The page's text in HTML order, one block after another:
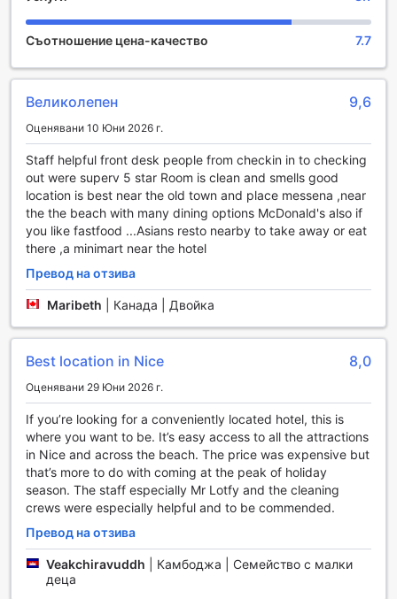
перфектното място за релаксация след дълъг ден на
разглеждане на забележителности.
Градината на хотела е истински оазис, където можете
природа. Тук можете да се разходите или да се
насладите на чаша кафе сред зеленина и цветя. За
любителите на литературата, библиотеката предлага
богат избор от книги, които можете да вземете със
себе си и да прочетете в градината или в салона. Освен
това, общата зона с телевизор е идеално място за
социализиране с други гости, като можете да гледате
любимите си предавания или спортни събития в
компанията на приятели.
Спортни съоръжения в хотел Mercure Nice Promenade
Des Anglais
Хотел Mercure Nice Promenade Des Anglais предлага
изключителни възможности за водни спортове, които
ще задоволят дори и най-взискателните любители на
активния отдих. Със своята частна плажна зона,
немоторизирани водни спортове, включително каяк и
падълборд, които предлагат уникален начин да се
свържете с красивото Средиземно море и да се
насладите на невероятните гледки около вас.
За тези, които търсят приключения под водата, хотелът
предлага и възможности за гмуркане. Изследвайте
подводния свят на Ница и открийте удивителни морски
създания и живописни коралови рифове. Независимо
дали сте начинаещ или опитен гмуркач, нашите
съоръжения и услуги ще направят вашето преживяване
незабравимо. В Mercure Nice Promenade Des Anglais
спортът и релаксацията се съчетават перфектно,
Съотношение цена-качество 7.7
Великолепен 9,6
Оценявани 10 Юни 2026 г.
Staff helpful front desk people from checkin in to checking
out were superv 5 star Room is clean and smells good
location is best near the old town and place messena ,near
the the beach with many dining options McDonald's also if
you like fastfood ...Asians resto nearby to take away or eat
there ,a minimart near the hotel
Превод на отзива
Maribeth Канада | Двойка
Best location in Nice 8,0
Оценявани 29 Юни 2026 г.
If you’re looking for a conveniently located hotel, this is
where you want to be. It’s easy access to all the attractions
in Nice and across the beach. The price was expensive but
that’s more to do with coming at the peak of holiday
season. The staff especially Mr Lotfy and the cleaning
crews were especially helpful and to be commended.
Превод на отзива
Veakchiravuddh
Камбоджа | Семейство с малки
деца